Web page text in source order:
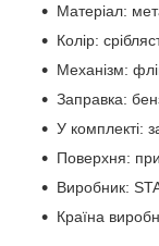
Матеріал:
Колір:
Механізм:
Заправка:
У комплекті:
Поверхня:
Виробник:
Країна